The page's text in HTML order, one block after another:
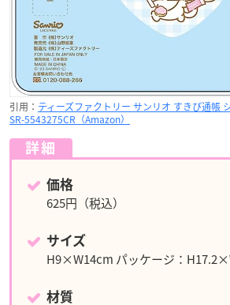
引用： ティーズファクトリー サンリオ すきぴ通帳
SR-5543275CR（Amazon）
詳細
価格
625円（税込）
サイズ
H9×W14cm パッケージ：
材質